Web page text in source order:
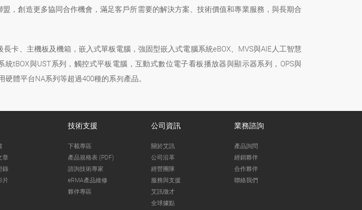
，創造更多協同合作機會，滿足客戶所需要的解決方案、技術價值和專業服務，與長期合
卡、主機板及機箱，嵌入式單板電腦，強固型嵌入式電腦系統eBOX、MVS與AIE人工智慧
tBOX與UST系列，觸控式平板電腦，互動式數位電子看板播放器與顯示器系列，OPS與
體平台NA系列等超過400種的系列產品。
章
錄
片
技術支援
下載專區
產品規格表 (PDF)
諮詢技術專家
eRMA產品維修
夥伴專區
公司資訊
關於艾訊
公司沿革
經營團隊
服務與支援
艾訊徵才
全球據點
業務諮詢
產品詢問
經銷夥伴
合作夥伴
聯絡我們